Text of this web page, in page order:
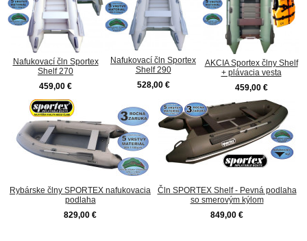
Nafukovací čln Sportex
Shelf 270
459,00 €
Nafukovací čln Sportex
Shelf 290
528,00 €
AKCIA Sportex člny Shelf
+ plávacia vesta
459,00 €
Rybárske člny SPORTEX nafukovacia
podlaha
829,00 €
Čln SPORTEX Shelf - Pevná podlaha
so smerovým kýlom
849,00 €